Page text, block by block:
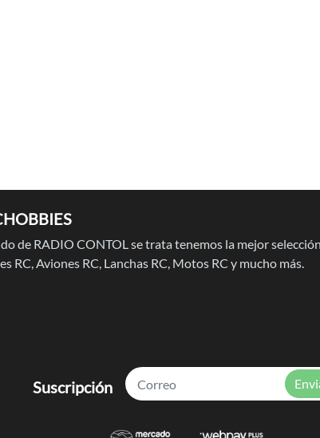
de RADIO CONTOL se trata tenemos la mejor
RC, Aviones RC, Lanchas RC, Motos RC y mucho más.
Suscripción